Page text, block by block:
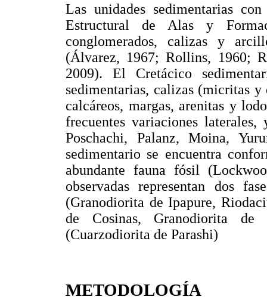
Las unidades sedimentarias
Estructural de Alas y
conglomerados, calizas y
(Álvarez, 1967; Rollins, 1960;
2009). El Cretácico
sedimentarias, calizas (micritas
calcáreos, margas, arenitas y
frecuentes variaciones laterales,
Poschachi, Palanz, Moina,
sedimentario se encuentra
abundante fauna fósil
observadas representan dos
(Granodiorita de Ipapure,
de Cosinas, Granodiorita
(Cuarzodiorita de Parashi)
METODOLOGÍA